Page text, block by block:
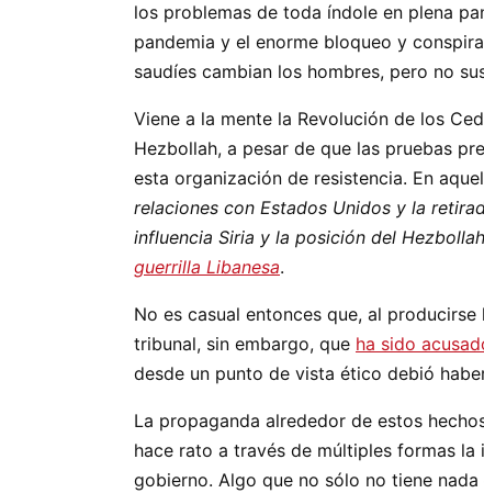
los problemas de toda índole en plena
pandemia y el enorme bloqueo y
saudíes cambian los hombres, pero no
Viene a la mente la Revolución de los
Hezbollah, a pesar de que las pruebas
esta organización de resistencia. En
relaciones con Estados Unidos y la
influencia Siria y la posición del
guerrilla Libanesa.
No es casual entonces que, al
tribunal, sin embargo, que ha sido
desde un punto de vista ético debió
La propaganda alrededor de estos
hace rato a través de múltiples formas
gobierno. Algo que no sólo no tiene